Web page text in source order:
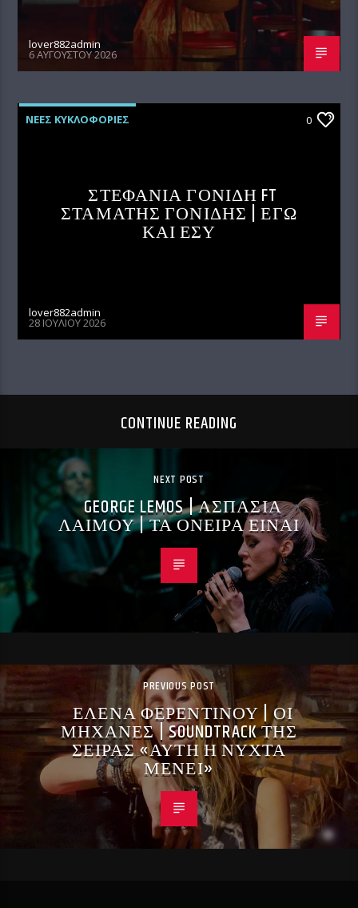
lover882admin
6 ΑΥΓΟΎΣΤΟΥ 2026
ΝΕΕΣ ΚΥΚΛΟΦΟΡΙΕΣ 0
ΣΤΕΦΑΝΙΑ ΓΟΝΙΔΗ FT
ΣΤΑΜΑΤΗΣ ΓΟΝΙΔΗΣ | ΕΓΩ
ΚΑΙ ΕΣΥ
lover882admin
28 ΙΟΥΛΊΟΥ 2026
CONTINUE READING
NEXT POST
GEORGE LEMOS | ΑΣΠΑΣΙΑ
ΛΑΙΜΟΥ | ΤΑ ΟΝΕΙΡΑ ΕΙΝΑΙ
PREVIOUS POST
ΕΛΕΝΑ ΦΕΡΕΝΤΙΝΟΥ | ΟΙ
ΜΗΧΑΝΕΣ | SOUNDTRACK ΤΗΣ
ΣΕΙΡΑΣ «ΑΥΤΗ Η ΝΥΧΤΑ
ΜΕΝΕΙ»